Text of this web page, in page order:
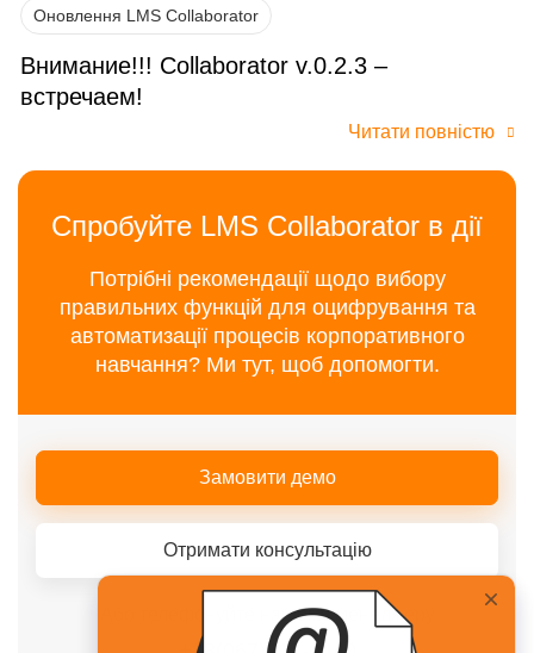
Оновлення LMS Collaborator
Внимание!!! Collaborator v.0.2.3 –
встречаем!
Читати повністю
Спробуйте LMS Collaborator в дії
Потрібні рекомендації щодо вибору
правильних функцій для оцифрування та
автоматизації процесів корпоративного
навчання? Ми тут, щоб допомогти.
Замовити демо
Отримати консультацію
Або телефонуйте нашому менеджеру